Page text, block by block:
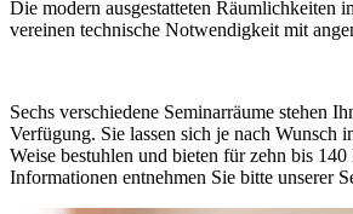
Die modern ausgestatteten Räumlichkeiten
vereinen technische Notwendigkeit mit
Sechs verschiedene Seminarräume stehen
Verfügung. Sie lassen sich je nach Wunsch
Weise bestuhlen und bieten für zehn bis 140
Informationen entnehmen Sie bitte unserer